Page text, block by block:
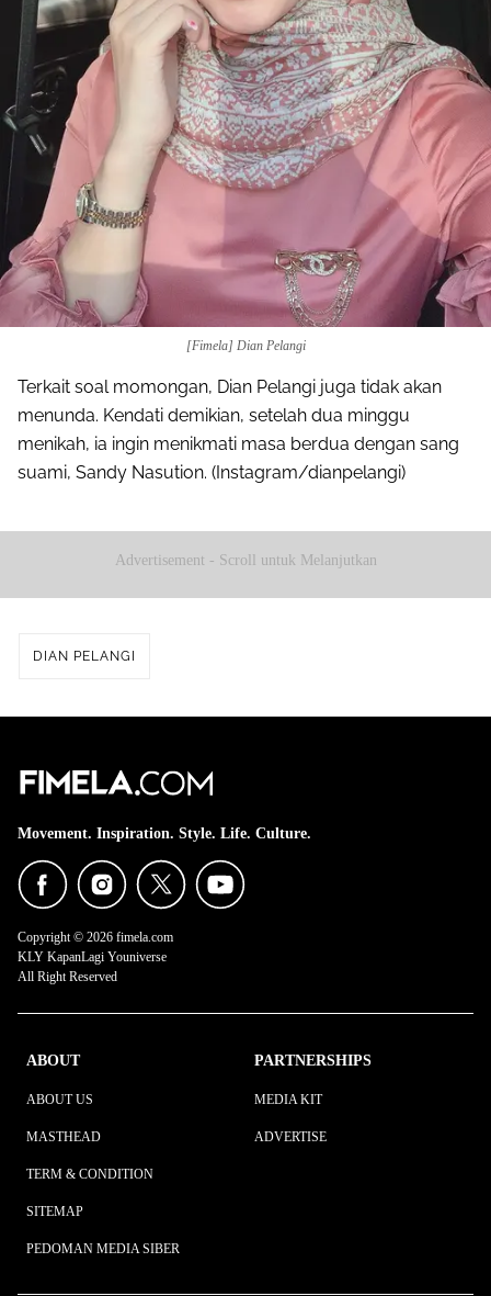
[Fimela] Dian Pelangi
Terkait soal momongan, Dian Pelangi juga tidak akan
menunda. Kendati demikian, setelah dua minggu
menikah, ia ingin menikmati masa berdua dengan sang
suami, Sandy Nasution. (Instagram/dianpelangi)
Advertisement - Scroll untuk Melanjutkan
DIAN PELANGI
Movement. Inspiration. Style. Life. Culture.
Copyright © 2026 fimela.com
KLY KapanLagi Youniverse
All Right Reserved
ABOUT
ABOUT US
MASTHEAD
TERM & CONDITION
SITEMAP
PEDOMAN MEDIA SIBER
PARTNERSHIPS
MEDIA KIT
ADVERTISE